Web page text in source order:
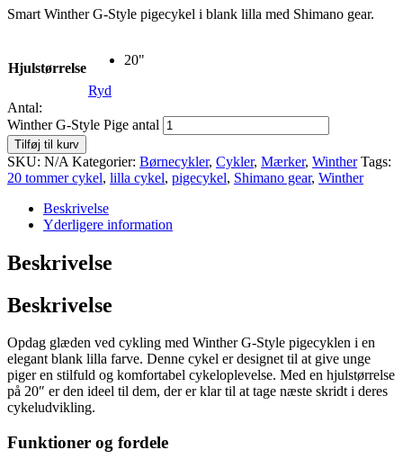
Smart Winther G-Style pigecykel i blank lilla med Shimano gear.
Hjulstørrelse
20"
Ryd
Antal:
Winther G-Style Pige antal
Tilføj til kurv
SKU: N/A Kategorier: Børnecykler, Cykler, Mærker, Winther Tags:
20 tommer cykel, lilla cykel, pigecykel, Shimano gear, Winther
Beskrivelse
Yderligere information
Beskrivelse
Beskrivelse
Opdag glæden ved cykling med Winther G-Style pigecyklen i en
elegant blank lilla farve. Denne cykel er designet til at give unge
piger en stilfuld og komfortabel cykeloplevelse. Med en hjulstørrelse
på 20″ er den ideel til dem, der er klar til at tage næste skridt i deres
cykeludvikling.
Funktioner og fordele